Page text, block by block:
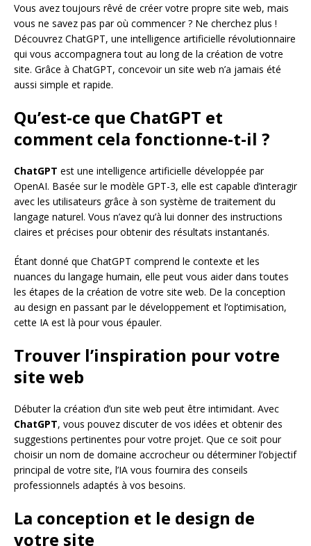
Vous avez toujours rêvé de créer votre propre site web, mais
vous ne savez pas par où commencer ? Ne cherchez plus !
Découvrez ChatGPT, une intelligence artificielle révolutionnaire
qui vous accompagnera tout au long de la création de votre
site. Grâce à ChatGPT, concevoir un site web n’a jamais été
aussi simple et rapide.
Qu’est-ce que ChatGPT et
comment cela fonctionne-t-il ?
ChatGPT est une intelligence artificielle développée par
OpenAI. Basée sur le modèle GPT-3, elle est capable d’interagir
avec les utilisateurs grâce à son système de traitement du
langage naturel. Vous n’avez qu’à lui donner des instructions
claires et précises pour obtenir des résultats instantanés.
Étant donné que ChatGPT comprend le contexte et les
nuances du langage humain, elle peut vous aider dans toutes
les étapes de la création de votre site web. De la conception
au design en passant par le développement et l’optimisation,
cette IA est là pour vous épauler.
Trouver l’inspiration pour votre
site web
Débuter la création d’un site web peut être intimidant. Avec
ChatGPT, vous pouvez discuter de vos idées et obtenir des
suggestions pertinentes pour votre projet. Que ce soit pour
choisir un nom de domaine accrocheur ou déterminer l’objectif
principal de votre site, l’IA vous fournira des conseils
professionnels adaptés à vos besoins.
La conception et le design de
votre site